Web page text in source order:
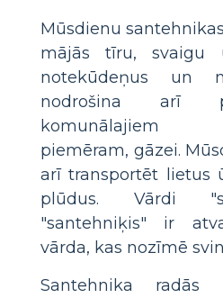
Mūsdienu
mājās tīru, svaigu
notekūdeņus un
nodrošina arī
komunālajiem
piemēram, gāzei.
arī transportēt lietus
plūdus. Vārdi
"santehniķis" ir
vārda, kas nozīmē
Santehnika radās